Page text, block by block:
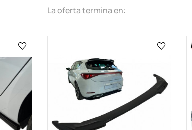
La oferta termina en: